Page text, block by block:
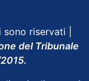
riservati |
del Tribunale